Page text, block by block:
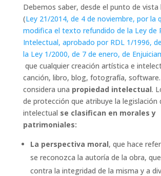
Debemos saber, desde el punto de vista
(Ley 21/2014, de 4 de noviembre, por la
modifica el texto refundido de la Ley de
Intelectual, aprobado por RDL 1/1996,
la Ley 1/2000, de 7 de enero, de
que cualquier creación artística e
canción, libro, blog, fotografía,
considera una propiedad intelectual.
de protección que atribuye la legislación
intelectual se clasifican en morales y
patrimoniales:
La perspectiva moral, que hace
se reconozca la autoría de la obra,
contra la integridad de la misma y a